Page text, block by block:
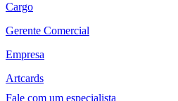
Cargo
Gerente Comercial
Empresa
Artcards
Fale com um especialista